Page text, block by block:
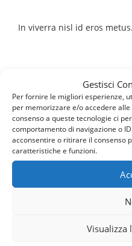
Gestisci
Per fornire le migliori esperienze,
per memorizzare e/o accedere
consenso a queste tecnologie ci
comportamento di navigazione o
acconsentire o ritirare il consenso
caratteristiche e funzioni.
Visualizza
Navigazione
In viverra nisl id eros metus.
Richiedi
COME
ORARI: